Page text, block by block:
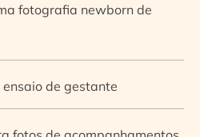
fotografia newborn de
de gestante